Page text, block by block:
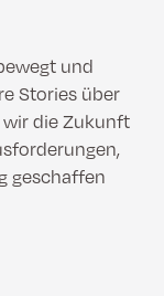
und
Stories über
die Zukunft
geschaffen